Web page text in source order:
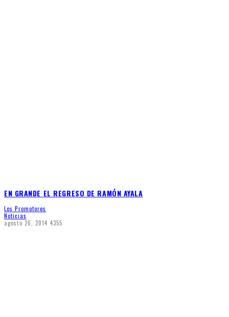
EN GRANDE EL REGRESO DE RAMÓN AYALA
Los Promotores
Noticias
agosto 26, 2014 4355